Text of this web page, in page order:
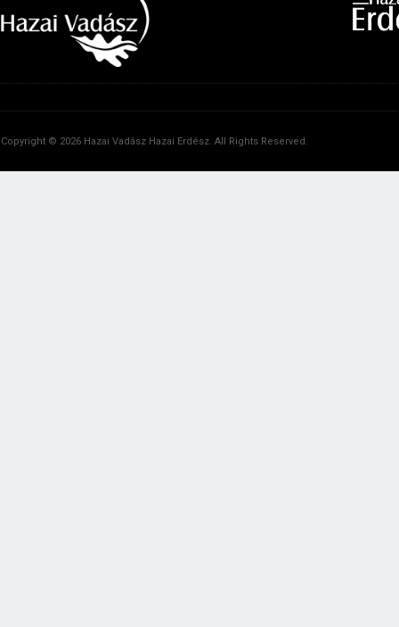
Copyright © 2026 Hazai Vadász Hazai Erdész. All Rights Reserved.